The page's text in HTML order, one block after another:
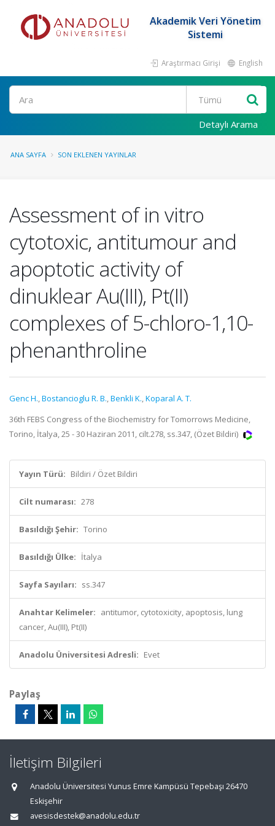
Akademik Veri Yönetim
Sistemi
Araştırmacı Girişi English
Ara
Detaylı Arama
ANA SAYFA SON EKLENEN YAYINLAR
Assessment of in vitro
cytotoxic, antitumour and
apoptotic activity of
dinuklear Au(III), Pt(II)
complexes of 5-chloro-1,10-
phenanthroline
Genc H.,Bostancioglu R. B.,Benkli K.,Koparal A. T.
36th FEBS Congress of the Biochemistry for Tomorrows Medicine,
Torino, İtalya, 25 - 30 Haziran 2011, cilt.278, ss.347, (Özet Bildiri)
Yayın Türü: Bildiri / Özet Bildiri
Cilt numarası: 278
Basıldığı Şehir: Torino
Basıldığı Ülke: İtalya
Sayfa Sayıları: ss.347
Anahtar Kelimeler: antitumor, cytotoxicity, apoptosis, lung
cancer, Au(III), Pt(II)
Anadolu Üniversitesi Adresli: Evet
Paylaş
İletişim Bilgileri
Anadolu Üniversitesi Yunus Emre Kampüsü Tepebaşı 26470
Eskişehir
avesisdestek@anadolu.edu.tr